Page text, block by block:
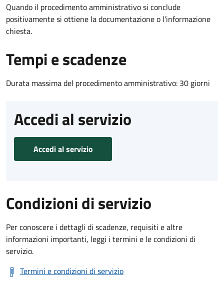
Quando il procedimento amministrativo si conclude
positivamente si ottiene la documentazione o l'informazione
chiesta.
Tempi e scadenze
Durata massima del procedimento amministrativo: 30 giorni
Accedi al servizio
Accedi al servizio
Condizioni di servizio
Per conoscere i dettagli di scadenze, requisiti e altre
informazioni importanti, leggi i termini e le condizioni di
servizio.
Termini e condizioni di servizio